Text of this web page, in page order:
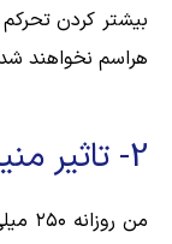
بیشتر کردن
هراسم نخواهند
2- تاثیر منیزیم بر آریتمیpvc
من